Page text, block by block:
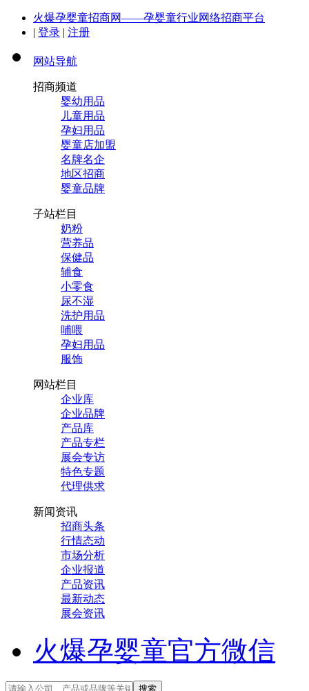
火爆孕婴童招商网——孕婴童行业网络招商平台
| 登录 | 注册
网站导航
招商频道
婴幼用品
儿童用品
孕妇用品
婴童店加盟
名牌名企
地区招商
婴童品牌
子站栏目
奶粉
营养品
保健品
辅食
小零食
尿不湿
洗护用品
哺喂
孕妇用品
服饰
网站栏目
企业库
企业品牌
产品库
产品专栏
展会专访
特色专题
代理供求
新闻资讯
招商头条
行情态动
市场分析
企业报道
产品资讯
最新动态
展会资讯
火爆孕婴童官方微信